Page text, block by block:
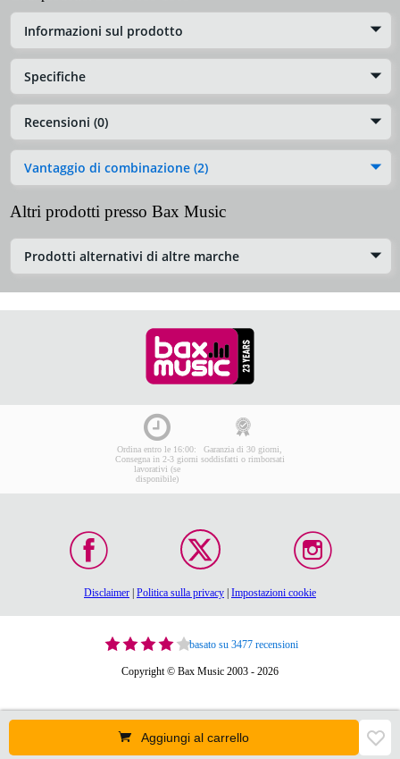
Informazioni sul prodotto
Specifiche
Recensioni (0)
Vantaggio di combinazione (2)
Altri prodotti presso Bax Music
Prodotti alternativi di altre marche
Aggiungi al carrello
Ordina entro le 16:00:
Consegna in 2-3 giorni
lavorativi (se
disponibile)
Garanzia di 30 giorni,
soddisfatti o rimborsati
Disclaimer Politica sulla privacy Impostazioni cookie
basato su 3477 recensioni
Copyright © Bax Music 2003 - 2026